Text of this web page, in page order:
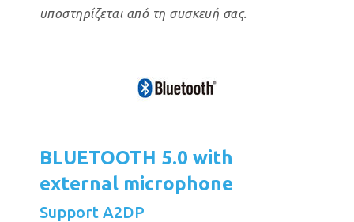
υποστηρίζεται από τη συσκευή σας.
BLUETOOTH 5.0 with
external microphone
Support A2DP